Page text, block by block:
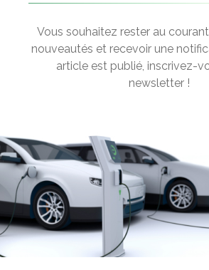
Voitures électriques
TOYOTA PRIUS 1 PLUG-
Autonomie :25 km
Prix :
Vous souhaitez rester au
nouveautés et recevoir une
article est publié, inscrivez-
newsletter !